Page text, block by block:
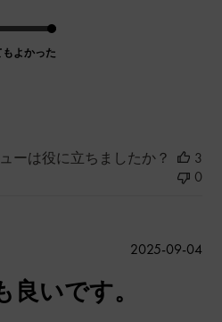
もよかった
ーは役に立ちましたか？
3
0
いです。
公
2025-09-04